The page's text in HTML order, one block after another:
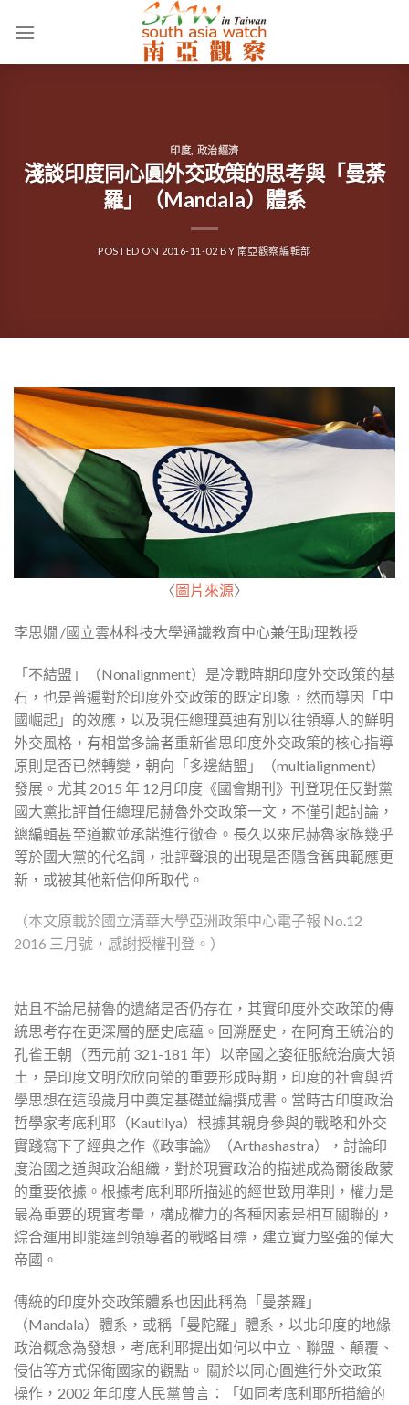
印度 政治經濟
淺談印度同心圓外交政策的思考與「曼荼
羅」（Mandala）體系
POSTED ON 2016-11-02 BY 南亞觀察編輯部
〈圖片來源〉
李思嫺 /國立雲林科技大學通識教育中心兼任助理教授
「不結盟」（Nonalignment）是冷戰時期印度外交政策的基
石，也是普遍對於印度外交政策的既定印象，然而導因「中
國崛起」的效應，以及現任總理莫迪有別以往領導人的鮮明
外交風格，有相當多論者重新省思印度外交政策的核心指導
原則是否已然轉變，朝向「多邊結盟」（multialignment）
發展。尤其 2015 年 12月印度《國會期刊》刊登現任反對黨
國大黨批評首任總理尼赫魯外交政策一文，不僅引起討論，
總編輯甚至道歉並承諾進行徹查。長久以來尼赫魯家族幾乎
等於國大黨的代名詞，批評聲浪的出現是否隱含舊典範應更
新，或被其他新信仰所取代。
（本文原載於國立清華大學亞洲政策中心電子報 No.12
2016 三月號，感謝授權刊登。）
姑且不論尼赫魯的遺緒是否仍存在，其實印度外交政策的傳
統思考存在更深層的歷史底蘊。回溯歷史，在阿育王統治的
孔雀王朝（西元前 321-181 年）以帝國之姿征服統治廣大領
土，是印度文明欣欣向榮的重要形成時期，印度的社會與哲
學思想在這段歲月中奠定基礎並編撰成書。當時古印度政治
哲學家考底利耶（Kautilya）根據其親身參與的戰略和外交
實踐寫下了經典之作《政事論》（Arthashastra），討論印
度治國之道與政治組織，對於現實政治的描述成為爾後啟蒙
的重要依據。根據考底利耶所描述的經世致用準則，權力是
最為重要的現實考量，構成權力的各種因素是相互關聯的，
綜合運用即能達到領導者的戰略目標，建立實力堅強的偉大
帝國。
傳統的印度外交政策體系也因此稱為「曼荼羅」
（Mandala）體系，或稱「曼陀羅」體系，以北印度的地緣
政治概念為發想，考底利耶提出如何以中立、聯盟、顛覆、
侵佔等方式保衛國家的觀點。 關於以同心圓進行外交政策
操作，2002 年印度人民黨曾言：「如同考底利耶所描繪的